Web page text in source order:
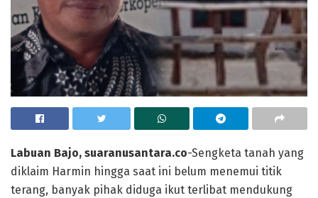
Labuan Bajo, suaranusantara.co-Sengketa tanah yang
diklaim Harmin hingga saat ini belum menemui titik
terang, banyak pihak diduga ikut terlibat mendukung